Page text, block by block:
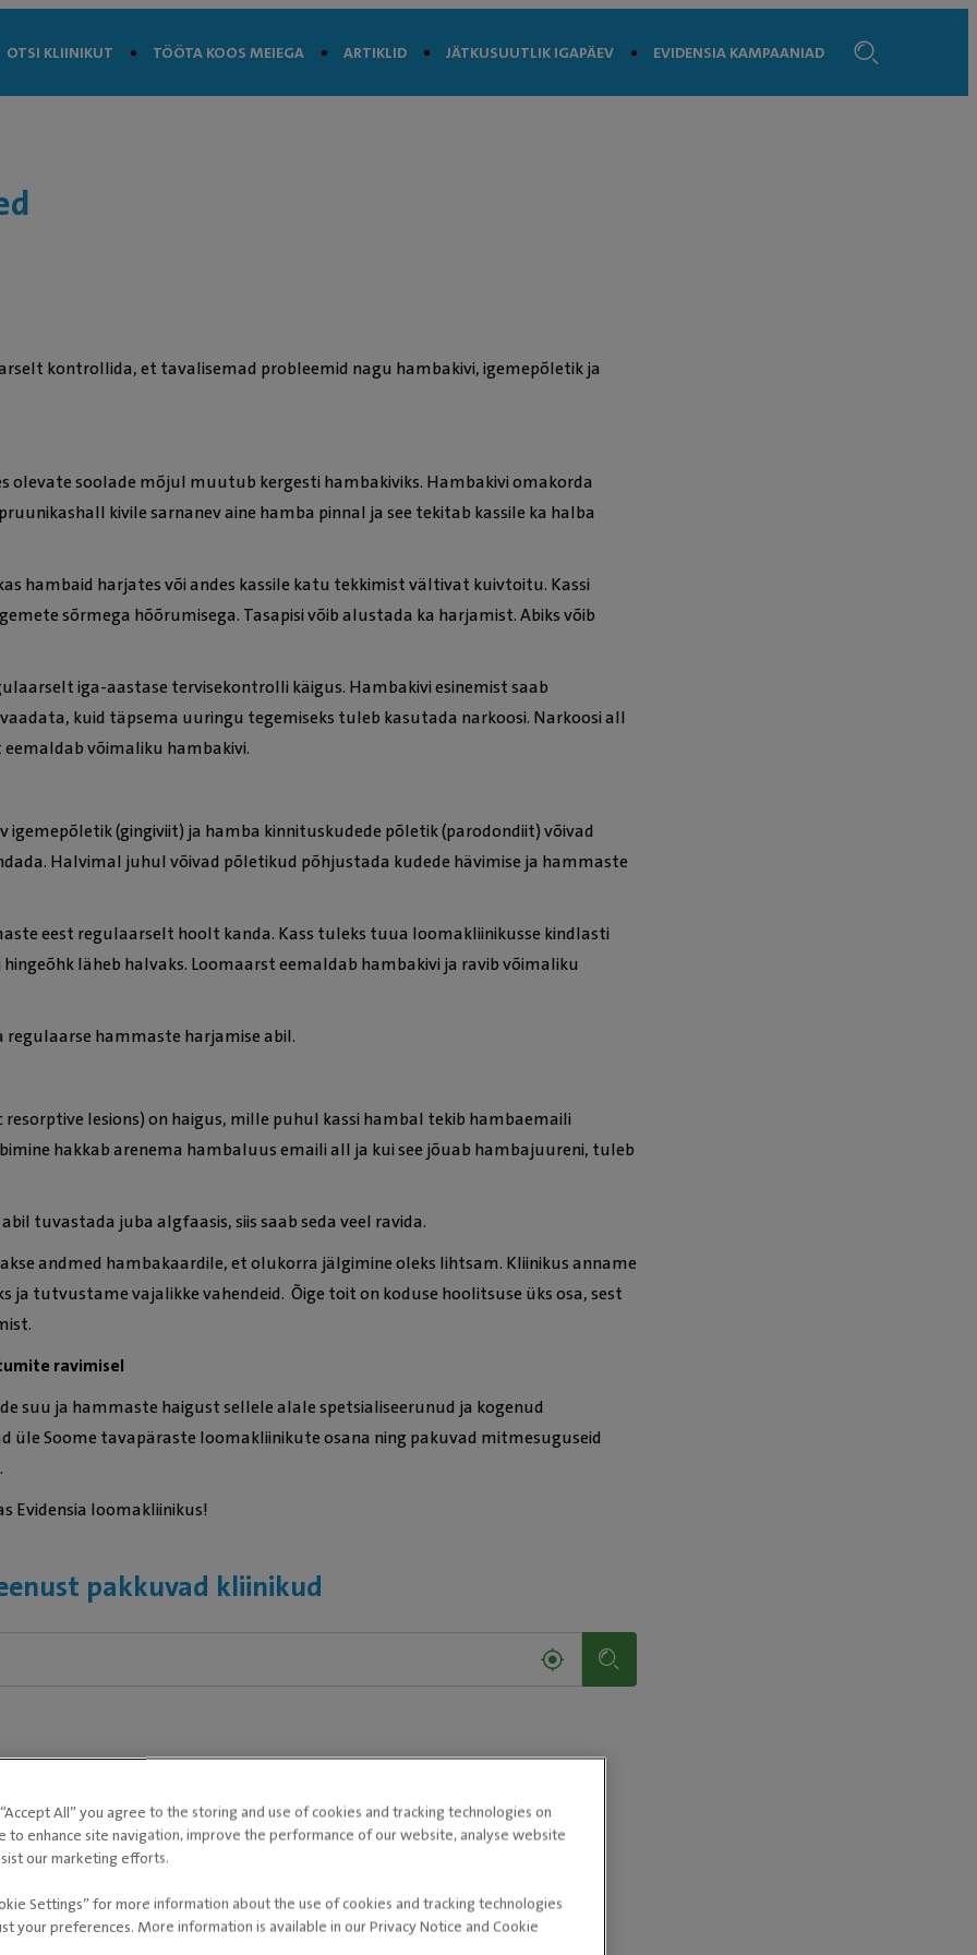
OTSI KLIINIKUT TÖÖTA KOOS MEIEGA ARTIKLID JÄTKUSUUTLIK IGAPÄEV EVIDENSIA KAMPAANIAD
kontrollida, et tavalisemad probleemid nagu hambakivi, igemepõletik ja
olevate soolade mõjul muutub kergesti hambakiviks. Hambakivi omakorda
kivile sarnanev aine hamba pinnal ja see tekitab kassile ka halba
hambaid harjates või andes kassile katu tekkimist vältivat kuivtoitu. Kassi
sõrmega hõõrumisega. Tasapisi võib alustada ka harjamist. Abiks võib
iga-aastase tervisekontrolli käigus. Hambakivi esinemist saab
kuid täpsema uuringu tegemiseks tuleb kasutada narkoosi. Narkoosi all
võimaliku hambakivi.
(gingiviit) ja hamba kinnituskudede põletik (parodondiit) võivad
Halvimal juhul võivad põletikud põhjustada kudede hävimise ja hammaste
eest regulaarselt hoolt kanda. Kass tuleks tuua loomakliinikusse kindlasti
läheb halvaks. Loomaarst eemaldab hambakivi ja ravib võimaliku
hammaste harjamise abil.
resorptive lesions) on haigus, mille puhul kassi hambal tekib hambaemaili
hakkab arenema hambaluus emaili all ja kui see jõuab hambajuureni, tuleb
tuvastada juba algfaasis, siis saab seda veel ravida.
andmed hambakaardile, et olukorra jälgimine oleks lihtsam. Kliinikus anname
ja tutvustame vajalikke vahendeid. Õige toit on koduse hoolitsuse üks osa, sest
ravimisel
suu ja hammaste haigust sellele alale spetsialiseerunud ja kogenud
Soome tavapäraste loomakliinikute osana ning pakuvad mitmesuguseid
Evidensia loomakliinikus!
pakkuvad kliinikud
All” you agree to the storing and use of cookies and tracking technologies on
to enhance site navigation, improve the performance of our website, analyse website
our marketing efforts.
Settings” for more information about the use of cookies and tracking technologies
your preferences. More information is available in our Privacy Notice and Cookie